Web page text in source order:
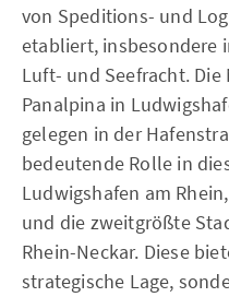
von Speditions- und
etabliert, insbesondere
Luft- und Seefracht.
Panalpina in
gelegen in der
bedeutende Rolle in
Ludwigshafen am
und die zweitgrößte
Rhein-Neckar. Diese
strategische Lage,